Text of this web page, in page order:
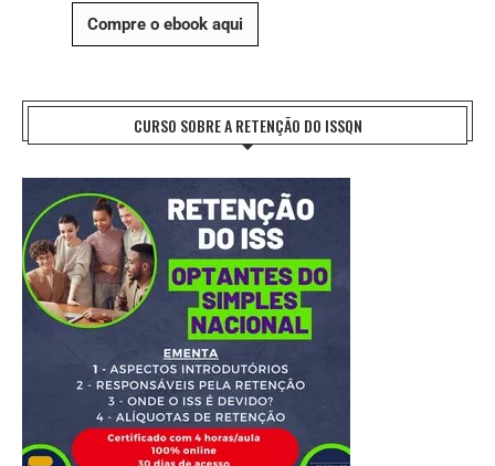
Compre o ebook aqui
CURSO SOBRE A RETENÇÃO DO ISSQN